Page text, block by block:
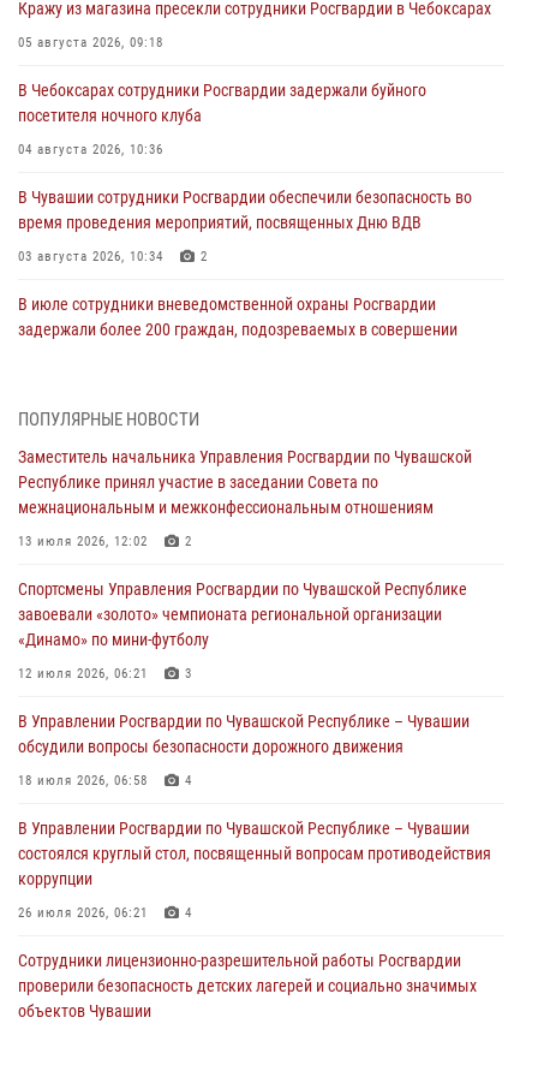
Кражу из магазина пресекли сотрудники Росгвардии в Чебоксарах
05 августа 2026, 09:18
В Чебоксарах сотрудники Росгвардии задержали буйного
посетителя ночного клуба
04 августа 2026, 10:36
В Чувашии сотрудники Росгвардии обеспечили безопасность во
время проведения мероприятий, посвященных Дню ВДВ
03 августа 2026, 10:34 2
В июле сотрудники вневедомственной охраны Росгвардии
задержали более 200 граждан, подозреваемых в совершении
мировой войне 1914-1918 годов
01 августа 2026, 07:19
В Ядрине сотрудники Росгвардии задержали подозреваемого в
01 августа 2026, 06:12
1 августа – День дежурной службы войск национальной гвардии
Российской Федерации
Директор Росгвардии Герой России генерал армии Виктор Золотов
поздравил специалистов подразделений тыла с профессиональным
01 августа 2026, 00:01
ПОПУЛЯРНЫЕ НОВОСТИ
Заместитель начальника Управления Росгвардии по Чувашской
Республике принял участие в заседании Совета по
межнациональным и межконфессиональным отношениям
13 июля 2026, 12:02 2
Спортсмены Управления Росгвардии по Чувашской Республике
завоевали «золото» чемпионата региональной организации
«Динамо» по мини-футболу
12 июля 2026, 06:21 3
В Управлении Росгвардии по Чувашской Республике – Чувашии
обсудили вопросы безопасности дорожного движения
18 июля 2026, 06:58 4
В Управлении Росгвардии по Чувашской Республике – Чувашии
состоялся круглый стол, посвященный вопросам противодействия
коррупции
26 июля 2026, 06:21 4
Сотрудники лицензионно-разрешительной работы Росгвардии
проверили безопасность детских лагерей и социально значимых
объектов Чувашии